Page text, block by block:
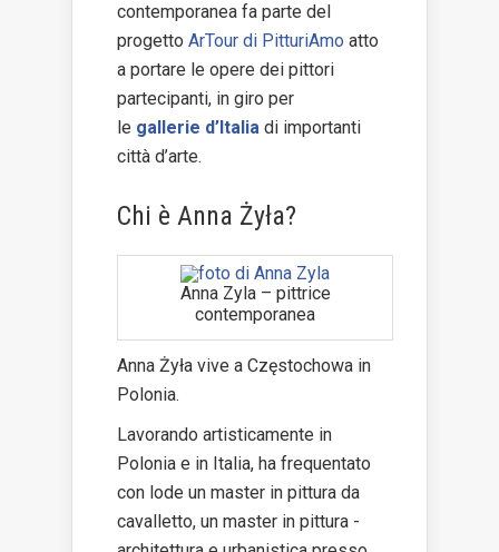
contemporanea fa parte del
progetto ArTour di PitturiAmo atto
a portare le opere dei pittori
partecipanti, in giro per
le gallerie d’Italia di importanti
città d’arte.
Chi è Anna Żyła?
Anna Zyla – pittrice
contemporanea
Anna Żyła vive a Częstochowa in
Polonia.
Lavorando artisticamente in
Polonia e in Italia, ha frequentato
con lode un master in pittura da
cavalletto, un master in pittura -